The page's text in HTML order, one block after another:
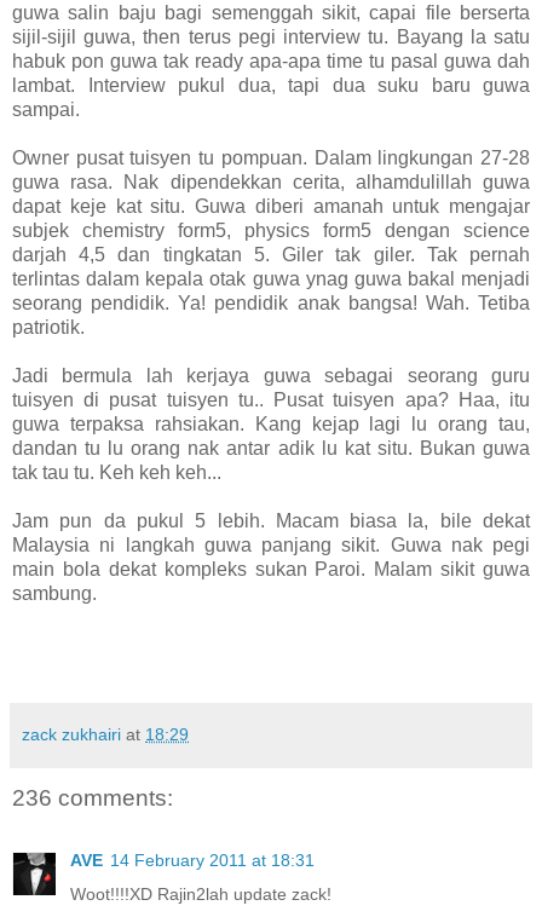
guwa salin baju bagi semenggah sikit, capai file berserta
sijil-sijil guwa, then terus pegi interview tu. Bayang la satu
habuk pon guwa tak ready apa-apa time tu pasal guwa dah
lambat. Interview pukul dua, tapi dua suku baru guwa
sampai.
Owner pusat tuisyen tu pompuan. Dalam lingkungan 27-28
guwa rasa. Nak dipendekkan cerita, alhamdulillah guwa
dapat keje kat situ. Guwa diberi amanah untuk mengajar
subjek chemistry form5, physics form5 dengan science
darjah 4,5 dan tingkatan 5. Giler tak giler. Tak pernah
terlintas dalam kepala otak guwa ynag guwa bakal menjadi
seorang pendidik. Ya! pendidik anak bangsa! Wah. Tetiba
patriotik.
Jadi bermula lah kerjaya guwa sebagai seorang guru
tuisyen di pusat tuisyen tu.. Pusat tuisyen apa? Haa, itu
guwa terpaksa rahsiakan. Kang kejap lagi lu orang tau,
dandan tu lu orang nak antar adik lu kat situ. Bukan guwa
tak tau tu. Keh keh keh...
Jam pun da pukul 5 lebih. Macam biasa la, bile dekat
Malaysia ni langkah guwa panjang sikit. Guwa nak pegi
main bola dekat kompleks sukan Paroi. Malam sikit guwa
sambung.
zack zukhairi at 18:29
236 comments:
AVE 14 February 2011 at 18:31
Woot!!!!XD Rajin2lah update zack!